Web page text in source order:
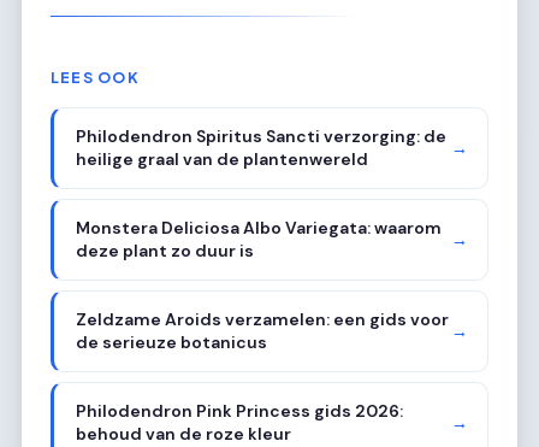
LEES OOK
Philodendron Spiritus Sancti verzorging: de
heilige graal van de plantenwereld
→
Monstera Deliciosa Albo Variegata: waarom
deze plant zo duur is
→
Zeldzame Aroids verzamelen: een gids voor
de serieuze botanicus
→
Philodendron Pink Princess gids 2026:
behoud van de roze kleur
→